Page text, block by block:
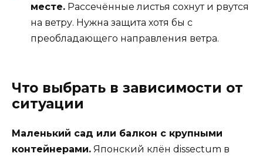
месте. Рассечённые листья сохнут и рвутся
на ветру. Нужна защита хотя бы с
преобладающего направления ветра.
Что выбрать в зависимости от
ситуации
Маленький сад или балкон с крупными
контейнерами. Японский клён dissectum в